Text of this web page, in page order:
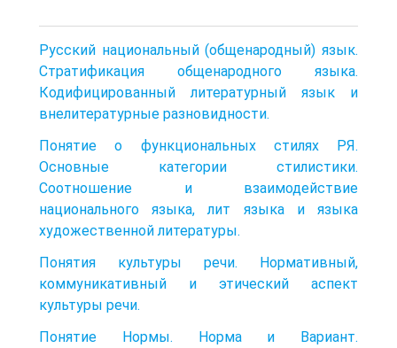
Русский национальный (общенародный) язык.
Стратификация общенародного языка.
Кодифицированный литературный язык и
внелитературные разновидности.
Понятие о функциональных стилях РЯ.
Основные категории стилистики.
Соотношение и взаимодействие
национального языка, лит языка и языка
художественной литературы.
Понятия культуры речи. Нормативный,
коммуникативный и этический аспект
культуры речи.
Понятие Нормы. Норма и Вариант.